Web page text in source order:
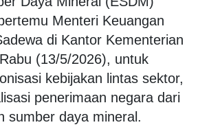
Menteri Keuangan
di Kantor Kementerian
(13/5/2026), untuk
kebijakan lintas sektor,
penerimaan negara dari
sumber daya mineral.